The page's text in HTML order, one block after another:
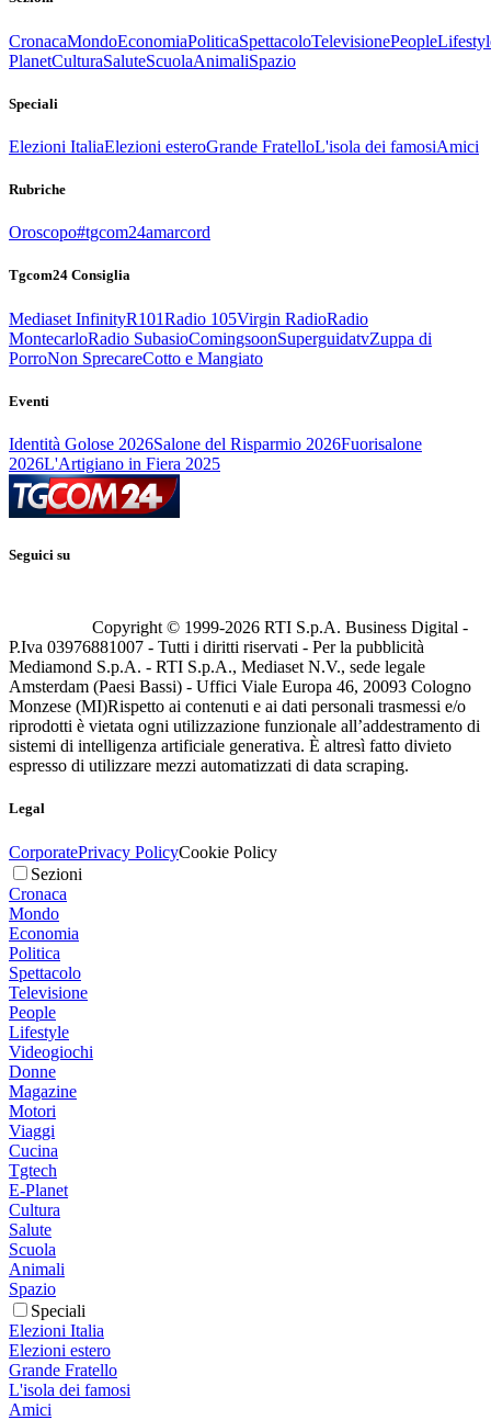
CronacaMondoEconomiaPoliticaSpettacoloTelevisionePeople
PlanetCulturaSaluteScuolaAnimaliSpazio
Speciali
Elezioni ItaliaElezioni esteroGrande FratelloL'isola dei famosiAmici
Rubriche
Oroscopo#tgcom24amarcord
Tgcom24 Consiglia
Mediaset InfinityR101Radio 105Virgin RadioRadio
MontecarloRadio SubasioComingsoonSuperguidatvZuppa di
PorroNon SprecareCotto e Mangiato
Eventi
Identità Golose 2026Salone del Risparmio 2026Fuorisalone
2026L'Artigiano in Fiera 2025
Seguici su
Copyright © 1999-2026 RTI S.p.A. Business Digital -
P.Iva 03976881007 - Tutti i diritti riservati - Per la pubblicità
Mediamond S.p.A. - RTI S.p.A., Mediaset N.V., sede legale
Amsterdam (Paesi Bassi) - Uffici Viale Europa 46, 20093 Cologno
Monzese (MI)Rispetto ai contenuti e ai dati personali trasmessi e/o
riprodotti è vietata ogni utilizzazione funzionale all’addestramento di
sistemi di intelligenza artificiale generativa. È altresì fatto divieto
espresso di utilizzare mezzi automatizzati di data scraping.
Legal
CorporatePrivacy PolicyCookie Policy
Sezioni
Cronaca
Mondo
Economia
Politica
Spettacolo
Televisione
People
Lifestyle
Videogiochi
Donne
Magazine
Motori
Viaggi
Cucina
Tgtech
E-Planet
Cultura
Salute
Scuola
Animali
Spazio
Speciali
Elezioni Italia
Elezioni estero
Grande Fratello
L'isola dei famosi
Amici